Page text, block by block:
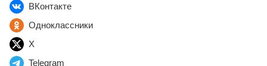
ВКонтакте
Одноклассники
X
Telegram